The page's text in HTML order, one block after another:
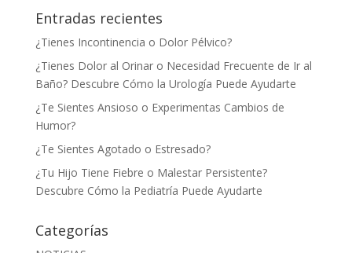
Entradas recientes
¿Tienes Incontinencia o Dolor Pélvico?
¿Tienes Dolor al Orinar o Necesidad Frecuente de Ir al
Baño? Descubre Cómo la Urología Puede Ayudarte
¿Te Sientes Ansioso o Experimentas Cambios de
Humor?
¿Te Sientes Agotado o Estresado?
¿Tu Hijo Tiene Fiebre o Malestar Persistente?
Descubre Cómo la Pediatría Puede Ayudarte
Categorías